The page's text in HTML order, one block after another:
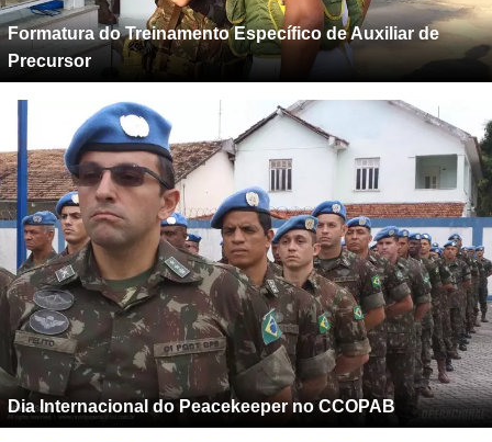
Formatura do Treinamento Específico de Auxiliar de
Precursor
Dia Internacional do Peacekeeper no CCOPAB